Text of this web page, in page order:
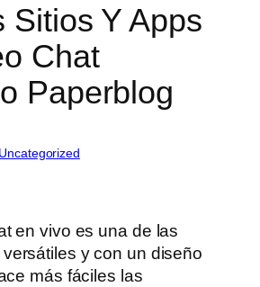
Sitios Y Apps
Chat
Paperblog
Uncategorized
en vivo es una de las
y con un diseño
más fáciles las